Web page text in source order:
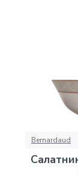
Bernardaud